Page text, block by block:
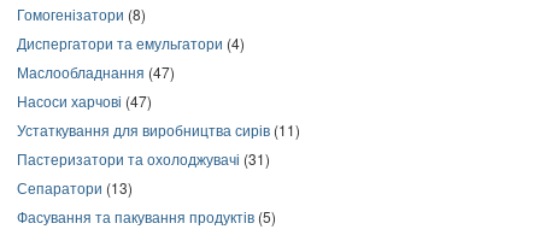
Гомогенізатори (8)
Диспергатори та емульгатори (4)
Маслообладнання (47)
Насоси харчові (47)
Устаткування для виробництва сирів (11)
Пастеризатори та охолоджувачі (31)
Сепаратори (13)
Фасування та пакування продуктів (5)